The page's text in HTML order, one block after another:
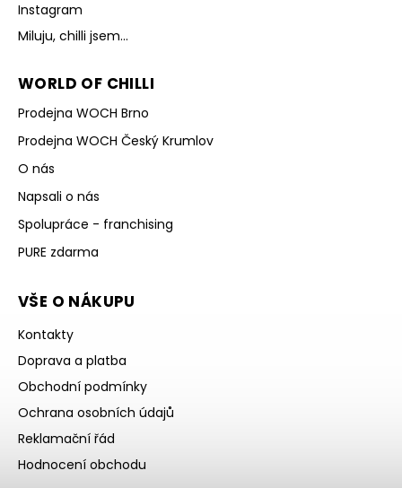
Instagram
Miluju, chilli jsem...
WORLD OF CHILLI
Prodejna WOCH Brno
Prodejna WOCH Český Krumlov
O nás
Napsali o nás
Spolupráce - franchising
PURE zdarma
VŠE O NÁKUPU
Kontakty
Doprava a platba
Obchodní podmínky
Ochrana osobních údajů
Reklamační řád
Hodnocení obchodu